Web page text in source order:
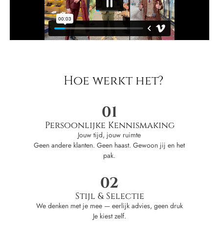
Hoe werkt het?
01
Persoonlijke Kennismaking
Jouw tijd, jouw ruimte
Geen andere klanten. Geen haast. Gewoon jij en het
pak.
02
Stijl & Selectie
We denken met je mee — eerlijk advies, geen druk
Je kiest zelf.